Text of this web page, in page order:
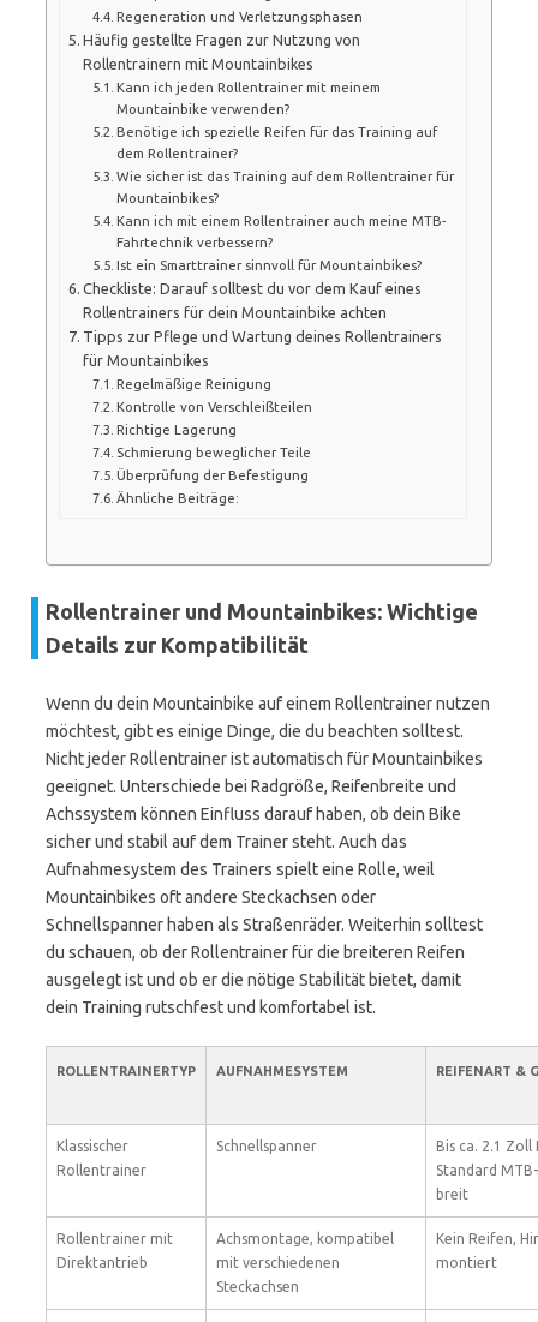
Regeneration und Verletzungsphasen
Häufig gestellte Fragen zur Nutzung von
Rollentrainern mit Mountainbikes
Kann ich jeden Rollentrainer mit meinem
Mountainbike verwenden?
Benötige ich spezielle Reifen für das Training auf
dem Rollentrainer?
Wie sicher ist das Training auf dem Rollentrainer für
Mountainbikes?
Kann ich mit einem Rollentrainer auch meine MTB-
Fahrtechnik verbessern?
Ist ein Smarttrainer sinnvoll für Mountainbikes?
Checkliste: Darauf solltest du vor dem Kauf eines
Rollentrainers für dein Mountainbike achten
Tipps zur Pflege und Wartung deines Rollentrainers
für Mountainbikes
Regelmäßige Reinigung
Kontrolle von Verschleißteilen
Richtige Lagerung
Schmierung beweglicher Teile
Überprüfung der Befestigung
Ähnliche Beiträge:
Rollentrainer und Mountainbikes: Wichtige
Details zur Kompatibilität
Wenn du dein Mountainbike auf einem Rollentrainer nutzen
möchtest, gibt es einige Dinge, die du beachten solltest.
Nicht jeder Rollentrainer ist automatisch für Mountainbikes
geeignet. Unterschiede bei Radgröße, Reifenbreite und
Achssystem können Einfluss darauf haben, ob dein Bike
sicher und stabil auf dem Trainer steht. Auch das
Aufnahmesystem des Trainers spielt eine Rolle, weil
Mountainbikes oft andere Steckachsen oder
Schnellspanner haben als Straßenräder. Weiterhin solltest
du schauen, ob der Rollentrainer für die breiteren Reifen
ausgelegt ist und ob er die nötige Stabilität bietet, damit
dein Training rutschfest und komfortabel ist.
ROLLENTRAINERTYP AUFNAHMESYSTEM REIFENART &
Klassischer
Rollentrainer
Schnellspanner
Bis ca. 2.1
Standard
breit
Rollentrainer mit
Direktantrieb
Achsmontage, kompatibel
mit verschiedenen
Steckachsen
Kein Reifen,
montiert